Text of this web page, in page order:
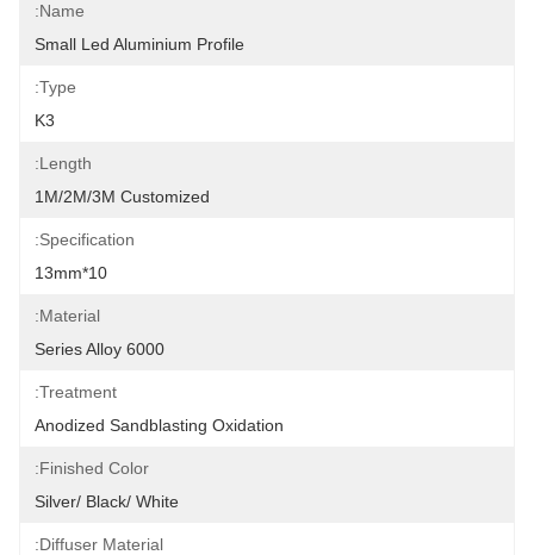
Name:
Small Led Aluminium Profile
Type:
K3
Length:
1M/2M/3M Customized
Specification:
10*13mm
Material:
6000 Series Alloy
Treatment:
Anodized Sandblasting Oxidation
Finished Color:
Silver/ Black/ White
Diffuser Material: